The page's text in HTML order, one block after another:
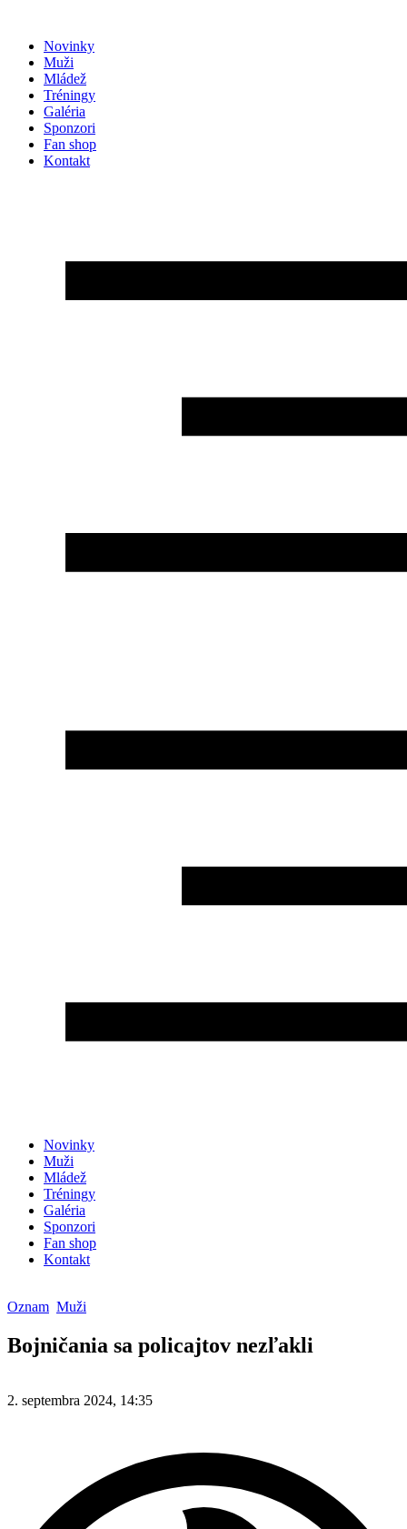
obsah
Novinky
Muži
Mládež
Tréningy
Galéria
Sponzori
Fan shop
Kontakt
Novinky
Muži
Mládež
Tréningy
Galéria
Sponzori
Fan shop
Kontakt
Oznam Muži
Bojničania sa policajtov nezľakli
2. septembra 2024, 14:35